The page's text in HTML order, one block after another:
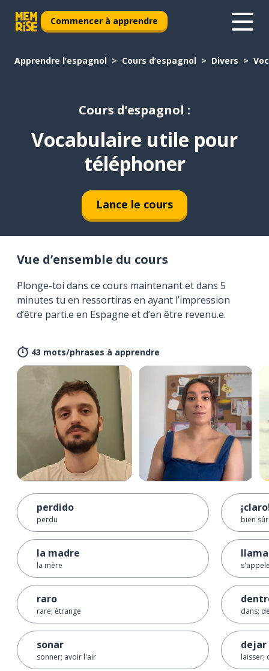
Commencer à apprendre
Apprendre l’espagnol Cours d’espagnol Divers
Cours d’espagnol :
Vocabulaire utile pour
téléphoner
Lance le cours
Vue d’ensemble du cours
Plonge-toi dans ce cours maintenant et dans 5
minutes tu en ressortiras en ayant l’impression
d’être parti.e en Espagne et d’en être revenu.e.
43 mots/phrases à apprendre
perdido
perdu
la madre
la mère
raro
rare; étrange
sonar
sonner; avoir l'air
bien
dans;
dejar
laisser;